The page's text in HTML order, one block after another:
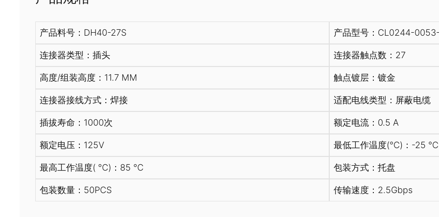
产品料号：DH40-27S 产品型号：CL0244-
连接器类型：插头 连接器触点数：27
高度/组装高度：11.7 MM 触点镀层：镀金
连接器接线方式：焊接 适配电线类型：屏蔽电缆
插拔寿命：1000次 额定电流：0.5 A
额定电压：125V 最低工作温度(℃)：-25 ℃
最高工作温度( ℃)：85 ℃ 包装方式：托盘
包装数量：50PCS 传输速度：2.5Gbps